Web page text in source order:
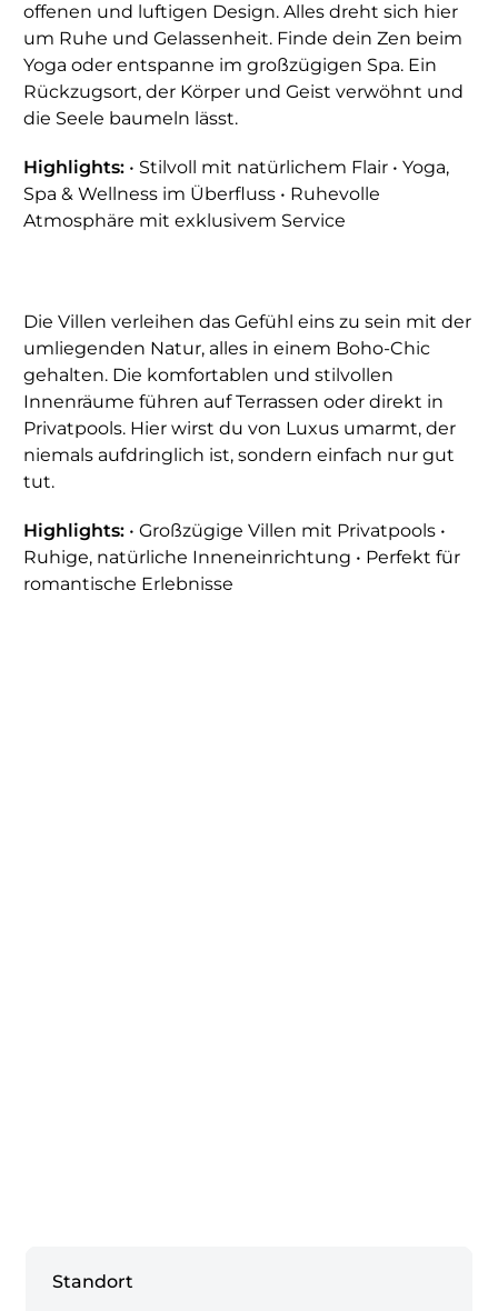
offenen und luftigen Design. Alles dreht sich hier
um Ruhe und Gelassenheit. Finde dein Zen beim
Yoga oder entspanne im großzügigen Spa. Ein
Rückzugsort, der Körper und Geist verwöhnt und
die Seele baumeln lässt.
Highlights: • Stilvoll mit natürlichem Flair • Yoga,
Spa & Wellness im Überfluss • Ruhevolle
Atmosphäre mit exklusivem Service
Die Villen verleihen das Gefühl eins zu sein mit der
umliegenden Natur, alles in einem Boho-Chic
gehalten. Die komfortablen und stilvollen
Innenräume führen auf Terrassen oder direkt in
Privatpools. Hier wirst du von Luxus umarmt, der
niemals aufdringlich ist, sondern einfach nur gut
tut.
Highlights: • Großzügige Villen mit Privatpools •
Ruhige, natürliche Inneneinrichtung • Perfekt für
romantische Erlebnisse
Standort